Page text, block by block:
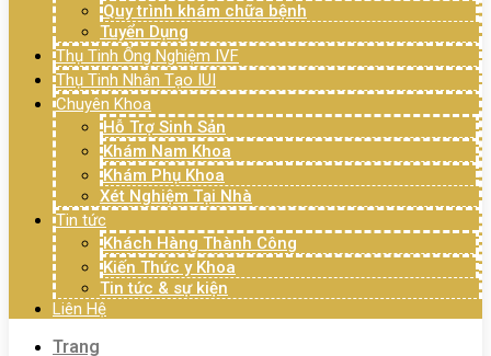
Quy trình khám chữa bệnh
Tuyển Dụng
Thụ Tinh Ống Nghiệm IVF
Thụ Tinh Nhân Tạo IUI
Chuyên Khoa
Hỗ Trợ Sinh Sản
Khám Nam Khoa
Khám Phụ Khoa
Xét Nghiệm Tại Nhà
Tin tức
Khách Hàng Thành Công
Kiến Thức y Khoa
Tin tức & sự kiện
Liên Hệ
Trang